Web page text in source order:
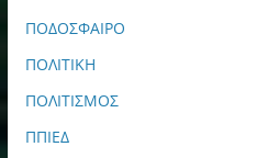
ΠΟΔΟΣΦΑΙΡΟ
ΠΟΛΙΤΙΚΗ
ΠΟΛΙΤΙΣΜΟΣ
ΠΠΙΕΔ